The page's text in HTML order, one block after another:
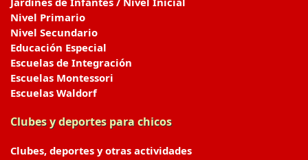
Nivel Primario
Nivel Secundario
Educación Especial
Escuelas de Integración
Escuelas Montessori
Escuelas Waldorf
Clubes y deportes para chicos
Clubes, deportes y otras actividades